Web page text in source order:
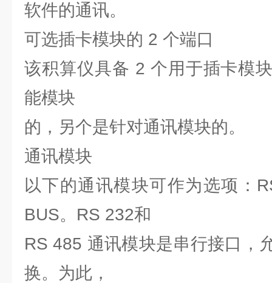
软件的通讯。
可选插卡模块的 2 个端口
该积算仪具备 2 个用于插卡模
能模块
的，另个是针对通讯模块的。
通讯模块
以下的通讯模块可作为选项：
BUS。RS 232和
RS 485 通讯模块是串行接口，
换。为此，